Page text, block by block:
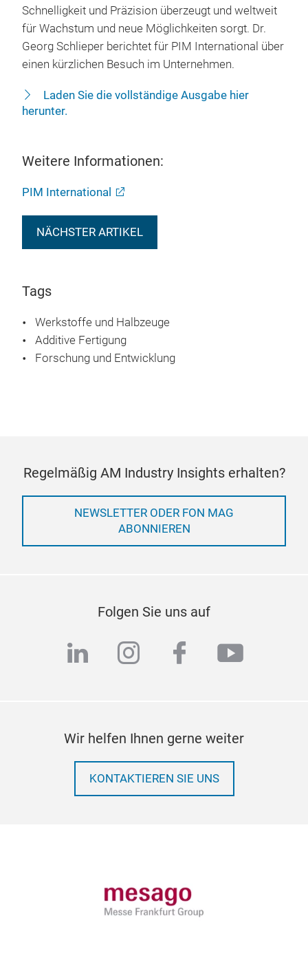
Schnelligkeit und Präzision überzeugt und weltweit
für Wachstum und neue Möglichkeiten sorgt. Dr.
Georg Schlieper berichtet für PIM International über
einen kürzlichen Besuch im Unternehmen.
Laden Sie die vollständige Ausgabe hier
herunter.
Weitere Informationen:
PIM International
NÄCHSTER ARTIKEL
Tags
Werkstoffe und Halbzeuge
Additive Fertigung
Forschung und Entwicklung
Regelmäßig AM Industry Insights erhalten?
NEWSLETTER ODER FON MAG
ABONNIEREN
Folgen Sie uns auf
linkedininstagram
facebook
Wir helfen Ihnen gerne weiter
KONTAKTIEREN SIE UNS